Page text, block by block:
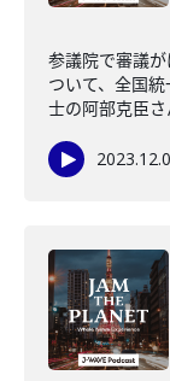
参議院で審議
ついて、全国
士の阿部克臣さ